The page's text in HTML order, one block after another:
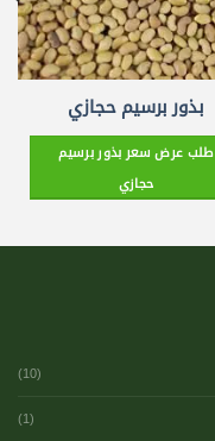
بذور برسيم حجازي
طلب عرض سعر بذور برسيم
حجازي
(10)
(1)